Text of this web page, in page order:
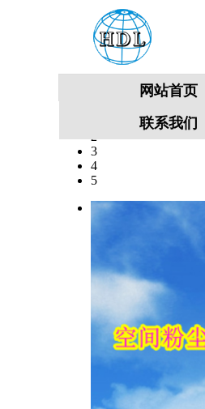
2
3
4
5
网站首页
联系我们